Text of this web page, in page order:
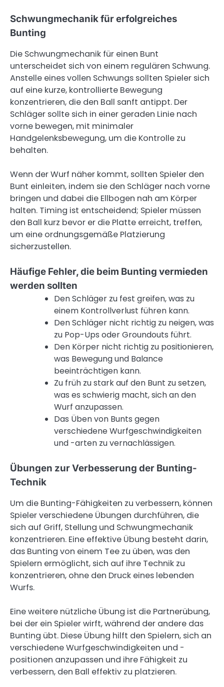
Schwungmechanik für erfolgreiches
Bunting
Die Schwungmechanik für einen Bunt
unterscheidet sich von einem regulären Schwung.
Anstelle eines vollen Schwungs sollten Spieler sich
auf eine kurze, kontrollierte Bewegung
konzentrieren, die den Ball sanft antippt. Der
Schläger sollte sich in einer geraden Linie nach
vorne bewegen, mit minimaler
Handgelenksbewegung, um die Kontrolle zu
behalten.
Wenn der Wurf näher kommt, sollten Spieler den
Bunt einleiten, indem sie den Schläger nach vorne
bringen und dabei die Ellbogen nah am Körper
halten. Timing ist entscheidend; Spieler müssen
den Ball kurz bevor er die Platte erreicht, treffen,
um eine ordnungsgemäße Platzierung
sicherzustellen.
Häufige Fehler, die beim Bunting vermieden
werden sollten
Den Schläger zu fest greifen, was zu
einem Kontrollverlust führen kann.
Den Schläger nicht richtig zu neigen, was
zu Pop-Ups oder Groundouts führt.
Den Körper nicht richtig zu positionieren,
was Bewegung und Balance
beeinträchtigen kann.
Zu früh zu stark auf den Bunt zu setzen,
was es schwierig macht, sich an den
Wurf anzupassen.
Das Üben von Bunts gegen
verschiedene Wurfgeschwindigkeiten
und -arten zu vernachlässigen.
Übungen zur Verbesserung der Bunting-
Technik
Um die Bunting-Fähigkeiten zu verbessern, können
Spieler verschiedene Übungen durchführen, die
sich auf Griff, Stellung und Schwungmechanik
konzentrieren. Eine effektive Übung besteht darin,
das Bunting von einem Tee zu üben, was den
Spielern ermöglicht, sich auf ihre Technik zu
konzentrieren, ohne den Druck eines lebenden
Wurfs.
Eine weitere nützliche Übung ist die Partnerübung,
bei der ein Spieler wirft, während der andere das
Bunting übt. Diese Übung hilft den Spielern, sich an
verschiedene Wurfgeschwindigkeiten und -
positionen anzupassen und ihre Fähigkeit zu
verbessern, den Ball effektiv zu platzieren.